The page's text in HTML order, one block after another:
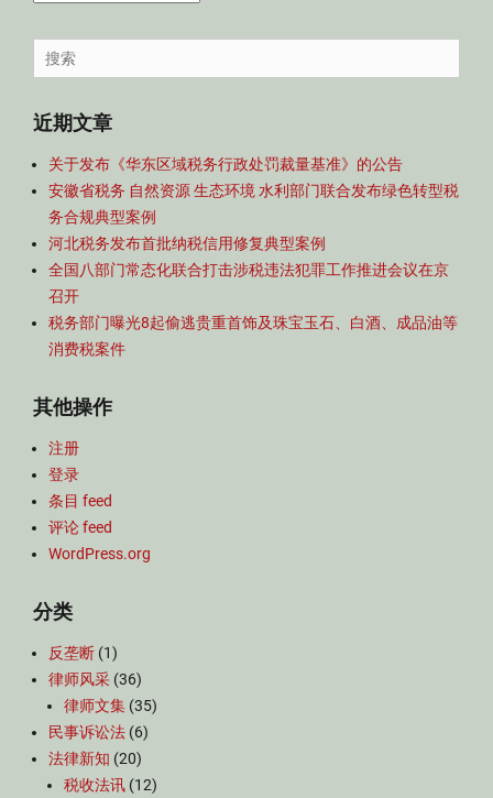
导
航
Search
for:
近期文章
关于发布《华东区域税务行政处罚裁量基准》的公告
安徽省税务 自然资源 生态环境 水利部门联合发布绿色转型税
务合规典型案例
河北税务发布首批纳税信用修复典型案例
全国八部门常态化联合打击涉税违法犯罪工作推进会议在京
召开
税务部门曝光8起偷逃贵重首饰及珠宝玉石、白酒、成品油等
消费税案件
其他操作
注册
登录
条目 feed
评论 feed
WordPress.org
分类
反垄断 (1)
律师风采 (36)
律师文集 (35)
民事诉讼法 (6)
法律新知 (20)
税收法讯 (12)